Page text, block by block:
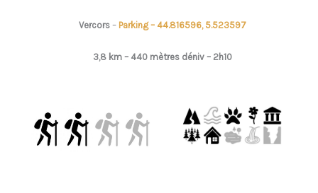
Vercors – Parking – 44.816596, 5.523597
3,8 km – 440 mètres déniv – 2h10